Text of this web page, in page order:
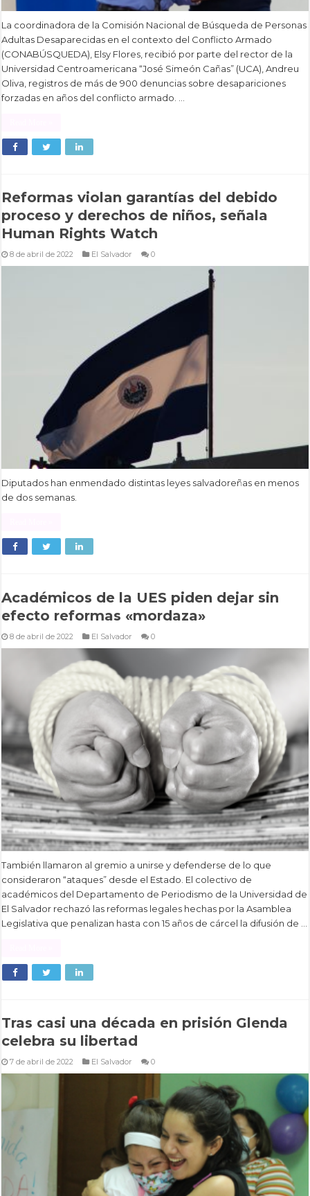
La coordinadora de la Comisión Nacional de Búsqueda de Personas
Adultas Desaparecidas en el contexto del Conflicto Armado
(CONABÚSQUEDA), Elsy Flores, recibió por parte del rector de la
Universidad Centroamericana “José Simeón Cañas” (UCA), Andreu
Oliva, registros de más de 900 denuncias sobre desapariciones
forzadas en años del conflicto armado. …
Reformas violan garantías del debido
proceso y derechos de niños, señala
Human Rights Watch
8 de abril de 2022 El Salvador 0
Diputados han enmendado distintas leyes salvadoreñas en menos
de dos semanas.
Académicos de la UES piden dejar sin
efecto reformas «mordaza»
8 de abril de 2022 El Salvador 0
También llamaron al gremio a unirse y defenderse de lo que
consideraron “ataques” desde el Estado. El colectivo de
académicos del Departamento de Periodismo de la Universidad de
El Salvador rechazó las reformas legales hechas por la Asamblea
Legislativa que penalizan hasta con 15 años de cárcel la difusión de …
Tras casi una década en prisión Glenda
celebra su libertad
7 de abril de 2022 El Salvador 0